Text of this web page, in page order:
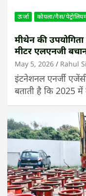
ऊर्जा कोयला/गैस/
मीथेन की
मीटर एलएनजी
May 5, 2026 Rahul
इंटनेशनल एनर्जी
बताती है कि 2025 में